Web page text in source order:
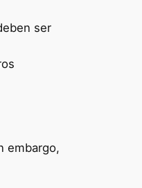
ser
embargo,